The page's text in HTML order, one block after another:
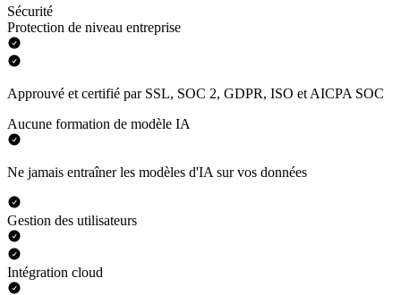
Sécurité
Protection de niveau entreprise
Approuvé et certifié par SSL, SOC 2, GDPR, ISO et AICPA SOC
Aucune formation de modèle IA
Ne jamais entraîner les modèles d'IA sur vos données
Gestion des utilisateurs
Intégration cloud